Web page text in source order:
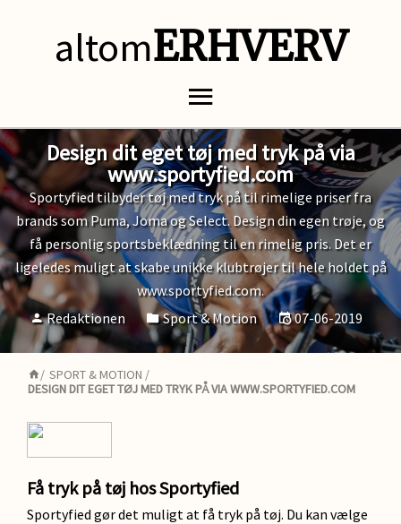
altomERHVERV
Design dit eget tøj med tryk på via
www.sportyfied.com
Sportyfied tilbyder tøj med tryk på til rimelige priser fra
brands som Puma, Joma og Select. Design din egen trøje, og
få personlig sportsbeklædning til en rimelig pris. Det er
ligeledes muligt at skabe unikke klubtrøjer til hele holdet på
www.sportyfied.com.
Redaktionen
Sport & Motion 07-06-2019
/ SPORT & MOTION /
DESIGN DIT EGET TØJ MED TRYK PÅ VIA WWW.SPORTYFIED.COM
Få tryk på tøj hos Sportyfied
Sportyfied gør det muligt at få tryk på tøj. Du kan vælge